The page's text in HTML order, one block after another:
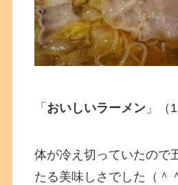
「 おいしいラーメン 」（
体が冷え切っていたので
たる美味しさでした（＾